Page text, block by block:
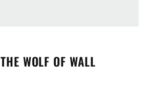
THE WOLF OF WALL